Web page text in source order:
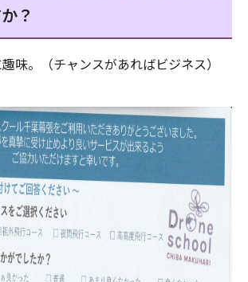
？
味。（チャンスがあればビジネス）